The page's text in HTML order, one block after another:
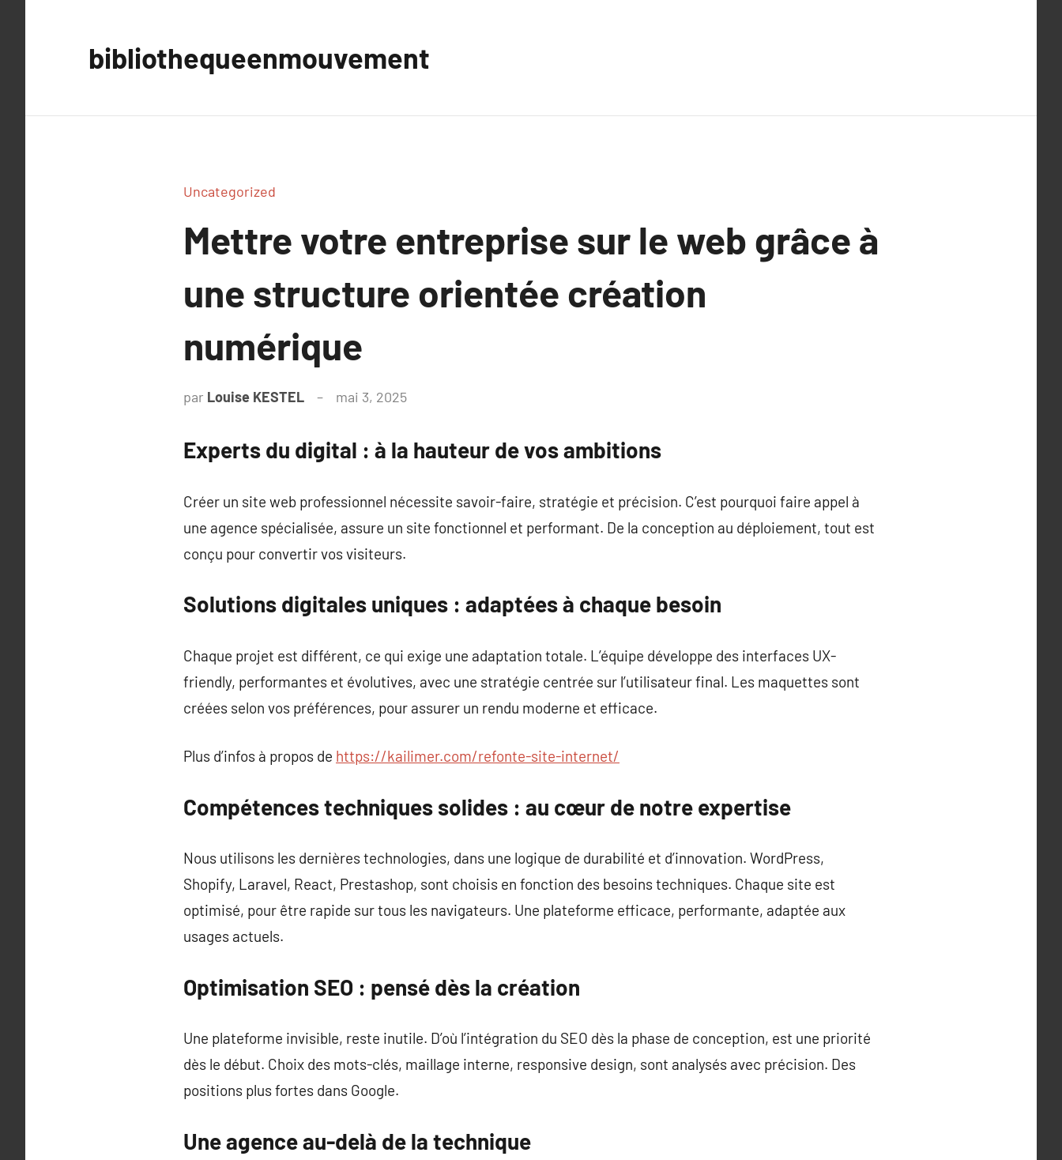
bibliothequeenmouvement
Uncategorized
Mettre votre entreprise sur le web grâce à
une structure orientée création
numérique
par Louise KESTEL mai 3, 2025
Experts du digital : à la hauteur de vos ambitions
Créer un site web professionnel nécessite savoir-faire, stratégie et précision. C’est pourquoi faire appel à
une agence spécialisée, assure un site fonctionnel et performant. De la conception au déploiement, tout est
conçu pour convertir vos visiteurs.
Solutions digitales uniques : adaptées à chaque besoin
Chaque projet est différent, ce qui exige une adaptation totale. L’équipe développe des interfaces UX-
friendly, performantes et évolutives, avec une stratégie centrée sur l’utilisateur final. Les maquettes sont
créées selon vos préférences, pour assurer un rendu moderne et efficace.
Plus d’infos à propos de https://kailimer.com/refonte-site-internet/
Compétences techniques solides : au cœur de notre expertise
Nous utilisons les dernières technologies, dans une logique de durabilité et d’innovation. WordPress,
Shopify, Laravel, React, Prestashop, sont choisis en fonction des besoins techniques. Chaque site est
optimisé, pour être rapide sur tous les navigateurs. Une plateforme efficace, performante, adaptée aux
usages actuels.
Optimisation SEO : pensé dès la création
Une plateforme invisible, reste inutile. D’où l’intégration du SEO dès la phase de conception, est une priorité
dès le début. Choix des mots-clés, maillage interne, responsive design, sont analysés avec précision. Des
positions plus fortes dans Google.
Une agence au-delà de la technique